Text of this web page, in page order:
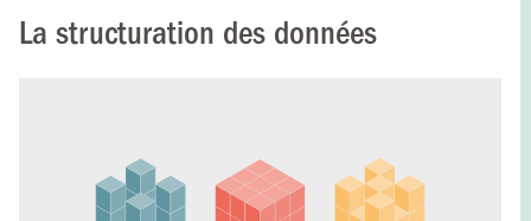
La structuration des données